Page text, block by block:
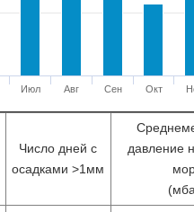
Июл Авг Сен Окт
Число дней с
осадками >1мм
давление